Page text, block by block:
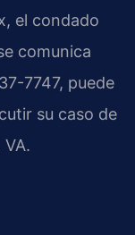
el condado
comunica
7747, puede
su caso de